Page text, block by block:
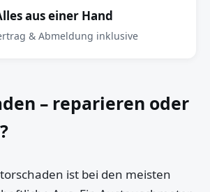
aus einer Hand
& Abmeldung inklusive
– reparieren oder
ist bei den meisten